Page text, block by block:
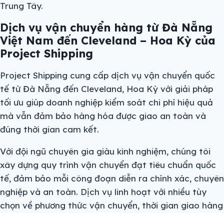
Trung Tây.
Dịch vụ vận chuyển hàng từ Đà Nẵng
Việt Nam đến Cleveland – Hoa Kỳ của
Project Shipping
Project Shipping cung cấp dịch vụ vận chuyển quốc
tế từ Đà Nẵng đến Cleveland, Hoa Kỳ với giải pháp
tối ưu giúp doanh nghiệp kiểm soát chi phí hiệu quả
mà vẫn đảm bảo hàng hóa được giao an toàn và
đúng thời gian cam kết.
Với đội ngũ chuyên gia giàu kinh nghiệm, chúng tôi
xây dựng quy trình vận chuyển đạt tiêu chuẩn quốc
tế, đảm bảo mỗi công đoạn diễn ra chính xác, chuyên
nghiệp và an toàn. Dịch vụ linh hoạt với nhiều tùy
chọn về phương thức vận chuyển, thời gian giao hàng